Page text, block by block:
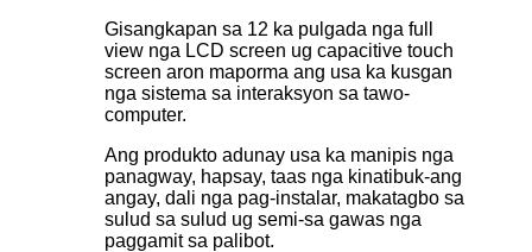
Gisangkapan sa 12 ka pulgada nga full
view nga LCD screen ug capacitive touch
screen aron maporma ang usa ka kusgan
nga sistema sa interaksyon sa tawo-
computer.
Ang produkto adunay usa ka manipis nga
panagway, hapsay, taas nga kinatibuk-ang
angay, dali nga pag-instalar, makatagbo sa
sulud sa sulud ug semi-sa gawas nga
paggamit sa palibot.